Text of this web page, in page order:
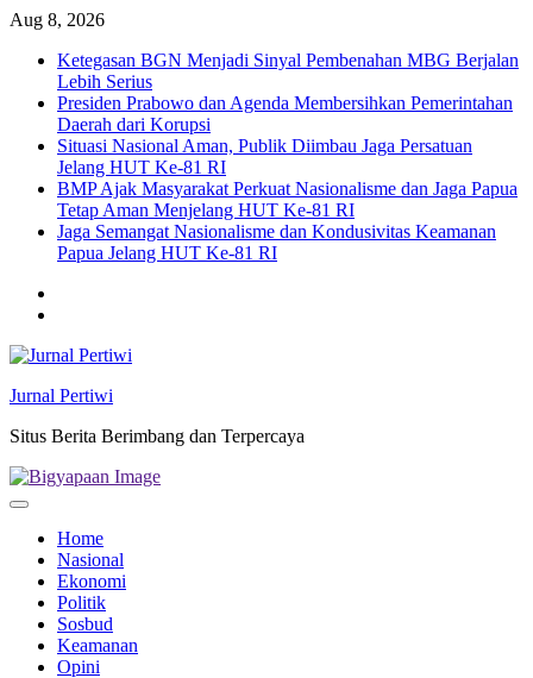
Skip
content
Aug 8, 2026
Ketegasan BGN Menjadi Sinyal Pembenahan MBG Berjalan
Lebih Serius
Presiden Prabowo dan Agenda Membersihkan Pemerintahan
Daerah dari Korupsi
Situasi Nasional Aman, Publik Diimbau Jaga Persatuan
Jelang HUT Ke-81 RI
BMP Ajak Masyarakat Perkuat Nasionalisme dan Jaga Papua
Tetap Aman Menjelang HUT Ke-81 RI
Jaga Semangat Nasionalisme dan Kondusivitas Keamanan
Papua Jelang HUT Ke-81 RI
Jurnal Pertiwi
Situs Berita Berimbang dan Terpercaya
Home
Nasional
Ekonomi
Politik
Sosbud
Keamanan
Opini